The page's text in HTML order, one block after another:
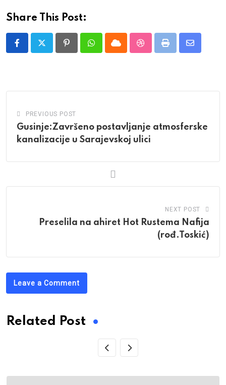
Share This Post:
PinterestWhatsappCloud StumbleUpon
Print
Share
PREVIOUS POST
Gusinje:Završeno postavljanje atmosferske
kanalizacije u Sarajevskoj ulici
NEXT POST
Preselila na ahiret Hot Rustema Nafija
(rođ.Toskić)
Leave a Comment
Related Post